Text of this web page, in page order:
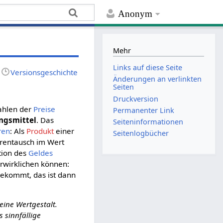
Anonym
Versionsgeschichte
der Preise
. Das
: Als Produkt einer
im Wert
des Geldes
können:
das ist dann
Wertgestalt.
sinnfällige
Mehr
Links auf diese Seite
Änderungen an verlinkten
Seiten
Druckversion
Permanenter Link
Seiten­­informationen
Seitenlogbücher